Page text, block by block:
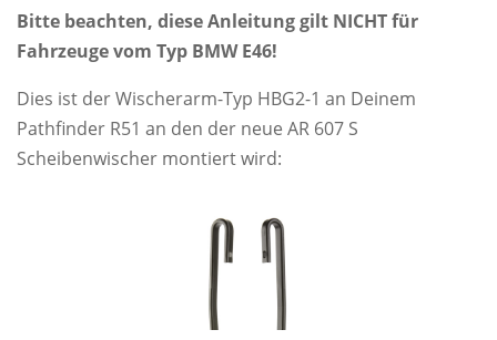
Bitte beachten, diese Anleitung gilt NICHT für
Fahrzeuge vom Typ BMW E46!
Dies ist der Wischerarm-Typ HBG2-1 an Deinem
Pathfinder R51 an den der neue AR 607 S
Scheibenwischer montiert wird: